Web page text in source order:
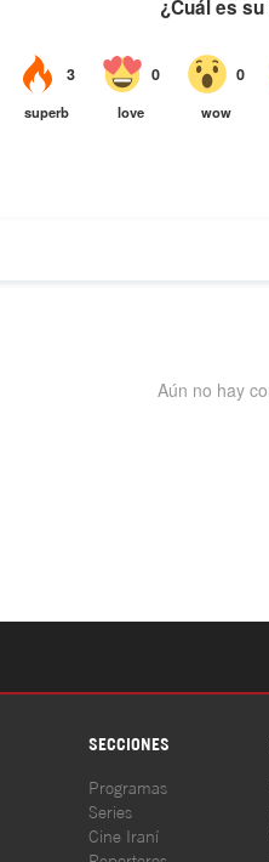
SECCIONES
Programas
Series
Cine Iraní
Reporteros